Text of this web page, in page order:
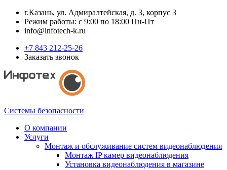
г.Казань, ул. Адмиралтейская, д. 3, корпус 3
Режим работы: с 9:00 по 18:00 Пн-Пт
info@infotech-k.ru
+7 843 212-25-26
Заказать звонок
Системы безопасности
О компании
Услуги
Монтаж и обслуживание систем видеонаблюдения
Монтаж IP камер видеонаблюдения
Установка видеонаблюдения в магазине